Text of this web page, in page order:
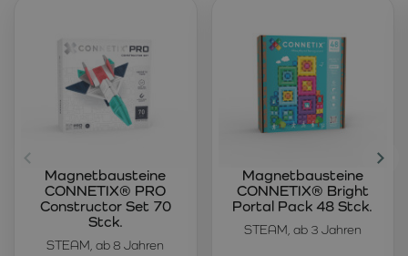
STEAM, ab 8 Jahren
Magnetbausteine
CONNETIX® PRO
Constructor Set 70
Stck.
STEAM, ab 3 Jahren
Magnetbausteine
CONNETIX® Bright
Portal Pack 48 Stck.